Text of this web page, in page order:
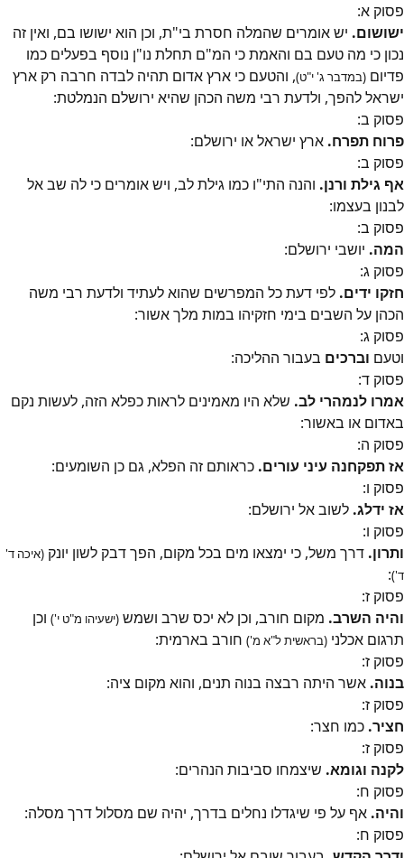
פסוק א:
ישושום. יש אומרים שהמלה חסרת בי"ת, וכן הוא ישושו בם, ואין זה
נכון כי מה טעם בם והאמת כי המ"ם תחלת נו"ן נוסף בפעלים כמו
פדיום (במדבר ג' י"ט), והטעם כי ארץ אדום תהיה לבדה חרבה רק ארץ
ישראל להפך, ולדעת רבי משה הכהן שהיא ירושלם הנמלטת:
פסוק ב:
פרוח תפרח. ארץ ישראל או ירושלם:
פסוק ב:
אף גילת ורנן. והנה התי"ו כמו גילת לב, ויש אומרים כי לה שב אל
לבנון בעצמו:
פסוק ב:
המה. יושבי ירושלם:
פסוק ג:
חזקו ידים. לפי דעת כל המפרשים שהוא לעתיד ולדעת רבי משה
הכהן על השבים בימי חזקיהו במות מלך אשור:
פסוק ג:
וטעם וברכים בעבור ההליכה:
פסוק ד:
אמרו לנמהרי לב. שלא היו מאמינים לראות כפלא הזה, לעשות נקם
באדום או באשור:
פסוק ה:
אז תפקחנה עיני עורים. כראותם זה הפלא, גם כן השומעים:
פסוק ו:
אז ידלג. לשוב אל ירושלם:
פסוק ו:
ותרון. דרך משל, כי ימצאו מים בכל מקום, הפך דבק לשון יונק (איכה ד'
ד'):
פסוק ז:
והיה השרב. מקום חורב, וכן לא יכס שרב ושמש (ישעיהו מ"ט י') וכן
תרגום אכלני (בראשית ל"א מ') חורב בארמית:
פסוק ז:
בנוה. אשר היתה רבצה בנוה תנים, והוא מקום ציה:
פסוק ז:
חציר. כמו חצר:
פסוק ז:
לקנה וגומא. שיצמחו סביבות הנהרים:
פסוק ח:
והיה. אף על פי שיגדלו נחלים בדרך, יהיה שם מסלול דרך מסלה:
פסוק ח: